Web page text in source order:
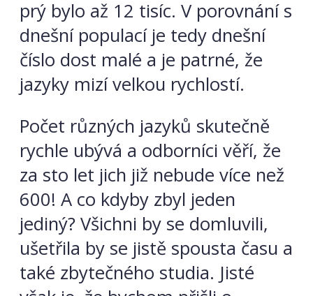
prý bylo až 12 tisíc. V porovnání s
dnešní populací je tedy dnešní
číslo dost malé a je patrné, že
jazyky mizí velkou rychlostí.
Počet různých jazyků skutečně
rychle ubývá a odborníci věří, že
za sto let jich již nebude více než
600! A co kdyby zbyl jeden
jediný? Všichni by se domluvili,
ušetřila by se jistě spousta času a
také zbytečného studia. Jisté